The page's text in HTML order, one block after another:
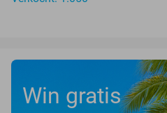
Win gratis